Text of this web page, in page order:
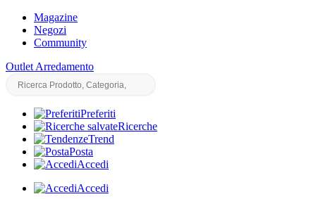
Magazine
Negozi
Community
Outlet Arredamento
Preferiti
Ricerche
Trend
Posta
Accedi
Accedi